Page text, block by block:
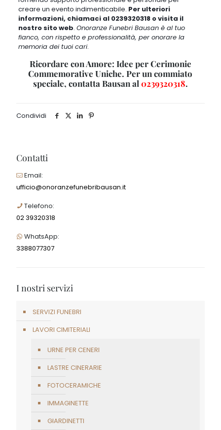
creare un evento indimenticabile. Per ulteriori
informazioni, chiamaci al 0239320318o visita il
nostro sito web. Onoranze Funebri Bausan è al tuo
fianco, con rispetto e professionalità, per onorare la
memoria dei tuoi cari.
Ricordare con Amore: Idee per Cerimonie
Commemorative Uniche. Per un commiato
speciale, contatta Bausan al 0239320318.
Condividi
Contatti
Email:
ufficio@onoranzefunebribausan.it
Telefono:
02 39320318
WhatsApp:
3388077307
I nostri servizi
SERVIZI FUNEBRI
LAVORI CIMITERIALI
URNE PER CENERI
LASTRE CINERARIE
FOTOCERAMICHE
IMMAGINETTE
GIARDINETTI